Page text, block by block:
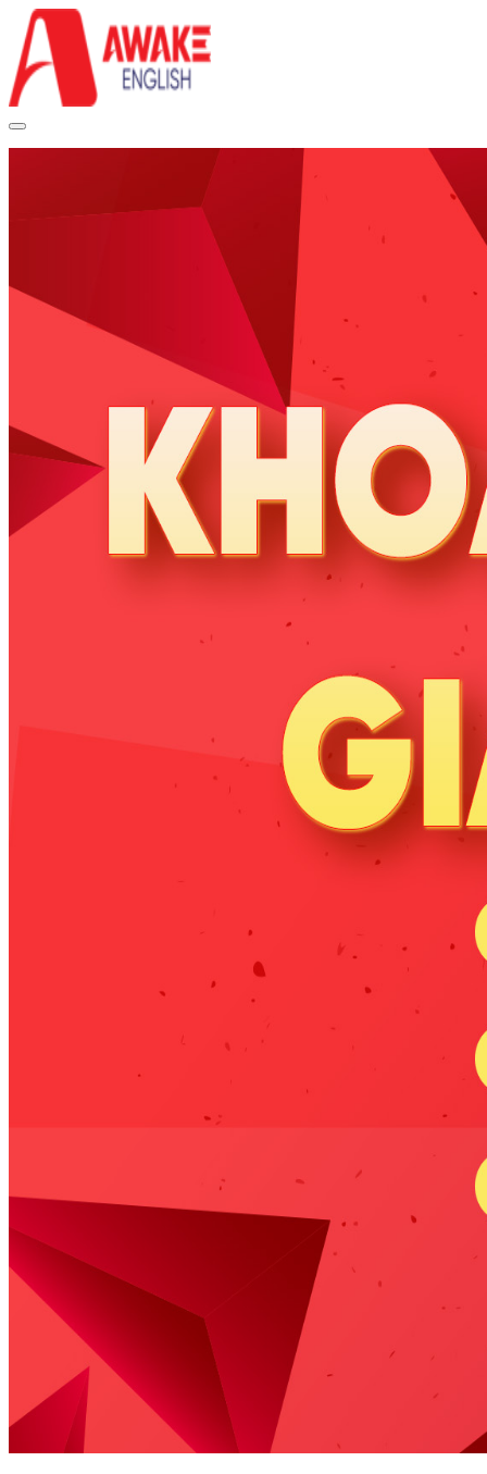
KHÓA HỌC IELTS TOÀN DIỆN OFFLINE
KHOÁ HỌC TIẾNG ANH GIAO TIẾP ONLINE
THÀNH TÍCH CỦA HỌC VIÊN
TÀI LIỆU CHO NGƯỜI MẤT GỐC
IELTS LISTENING
IELTS READING
IELTS SPEAKING
KHÓA HỌC VIDEO
TIẾNG ANH MẤT GỐC
TIẾNG ANH GIAO TIẾP
KINH NGHIỆM HỌC TIẾNG ANH
Sự kiện
Chính sách bảo hành và cam kết